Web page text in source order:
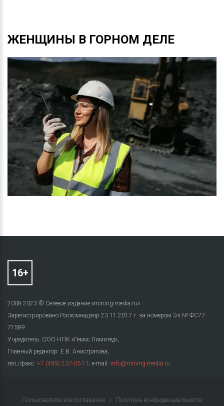
ЖЕНЩИНЫ В ГОРНОМ ДЕЛЕ
2008-2023 © Сетевое издание «mining-media.ru»
Зарегистрировано Роскомнадзор 23.11.2017 г. за номером Эл № ФС77-
71589
Учредитель: ООО НПК «Гемос Лимитед»,
Главный редактор: Е.В. Анистратова,
тел./факс: +7 (499) 237-03-11 ; e-mail: info@mining-media.ru
Пользовательское соглашение Политика конфиденциальности